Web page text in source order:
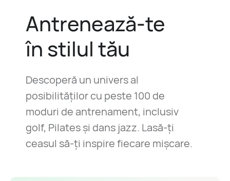
Antrenează-te
în stilul tău
Descoperă un univers al
posibilităților cu peste 100 de
moduri de antrenament, inclusiv
golf, Pilates și dans jazz. Lasă-ți
ceasul să-ți inspire fiecare mișcare.